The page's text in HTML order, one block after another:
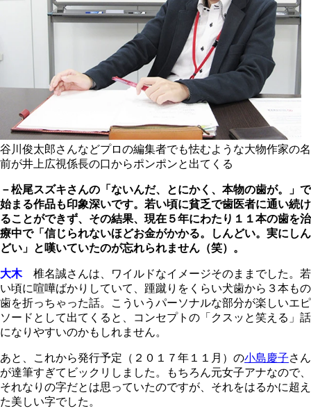
谷川俊太郎さんなどプロの編集者でも怯むような大物作家の名
前が井上広視係長の口からポンポンと出てくる
－松尾スズキさんの「ないんだ、とにかく、本物の歯が。」で
始まる作品も印象深いです。若い頃に貧乏で歯医者に通い続け
ることができず、その結果、現在５年にわたり１１本の歯を治
療中で「信じられないほどお金がかかる。しんどい。実にしん
どい」と嘆いていたのが忘れられません（笑）。
大木椎名誠さんは、ワイルドなイメージそのままでした。若
い頃に喧嘩ばかりしていて、踵蹴りをくらい犬歯から３本もの
歯を折っちゃった話。こういうパーソナルな部分が楽しいエピ
ソードとして出てくると、コンセプトの「クスッと笑える」話
になりやすいのかもしれません。
あと、これから発行予定（２０１７年１１月）の小島慶子さん
が達筆すぎてビックリしました。もちろん元女子アナなので、
それなりの字だとは思っていたのですが、それをはるかに超え
た美しい字でした。